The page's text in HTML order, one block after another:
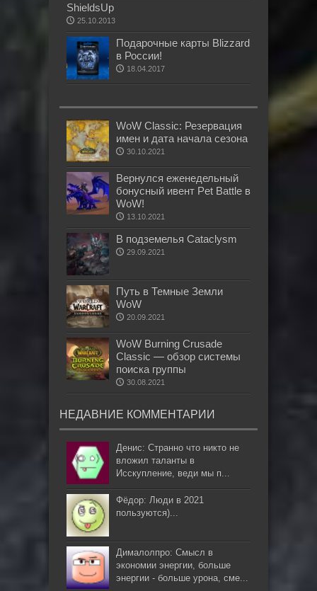
ShieldsUp
25.10.2013
Подарочные карты Blizzard
в России!
18.04.2017
WoW Classic: Резервация
имен и дата начала сезона
30.10.2021
Вернулся еженедельный
бонусный ивент Pet Battle в
WoW!
13.10.2021
В подземелья Cataclysm
29.09.2021
Путь в Темные Земли
WoW
20.09.2021
WoW Burning Crusade
Classic — обзор системы
поиска группы
30.08.2021
НЕДАВНИЕ КОММЕНТАРИИ
Денис: Странно что никто не
вложил таланты в
Исскупление, веди мы п...
Фёдор: Люди в 2021
пользуются)...
Дималолпро: Смысл в
экономии энергии, больше
энергии - больше урона, сме...